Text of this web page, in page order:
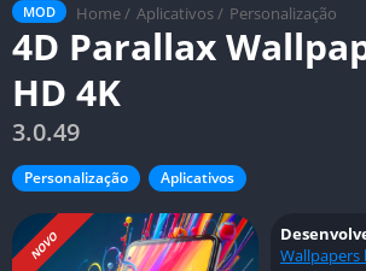
MOD Home / Aplicativos / Personalização
4D Parallax
HD 4K
3.0.49
Personalização Aplicativos
NOVO
Wallpapers